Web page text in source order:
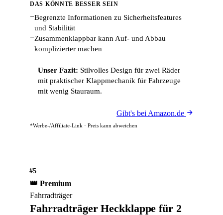
DAS KÖNNTE BESSER SEIN
−Begrenzte Informationen zu Sicherheitsfeatures
und Stabilität
−Zusammenklappbar kann Auf- und Abbau
komplizierter machen
Unser Fazit: Stilvolles Design für zwei Räder
mit praktischer Klappmechanik für Fahrzeuge
mit wenig Stauraum.
Gibt's bei Amazon.de
*Werbe-/Affiliate-Link · Preis kann abweichen
#5
👑 Premium
Fahrradträger
Fahrradträger Heckklappe für 2